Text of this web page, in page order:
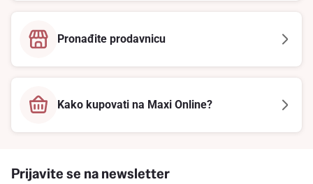
Pronađite prodavnicu
Kako kupovati na Maxi Online?
Prijavite se na newsletter